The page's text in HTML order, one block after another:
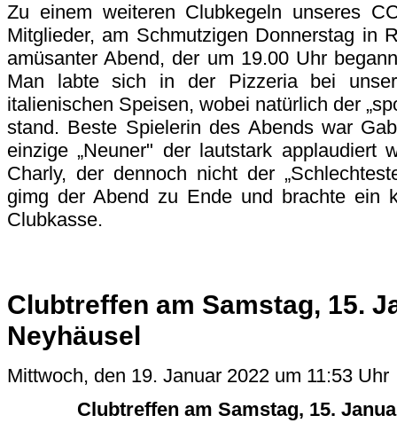
Zu einem weiteren Clubkegeln unseres
Mitglieder, am Schmutzigen Donnerstag in
amüsanter Abend, der um 19.00 Uhr
Man labte sich in der Pizzeria bei
italienischen Speisen, wobei natürlich der
stand. Beste Spielerin des Abends war
einzige „Neuner" der lautstark applaudiert
Charly, der dennoch nicht der
gimg der Abend zu Ende und brachte ein
Clubkasse.
Clubtreffen am Samstag, 15.
Neyhäusel
Mittwoch, den 19. Januar 2022 um 11:53 Uhr
Clubtreffen am Samstag, 15.